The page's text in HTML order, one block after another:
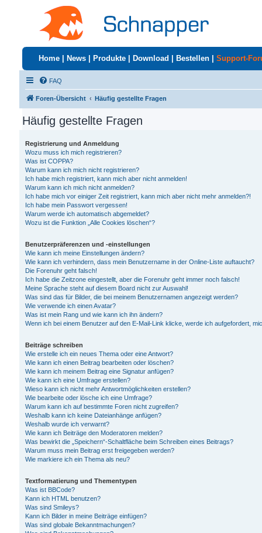
Home News Produkte Download Bestellen Support-
FAQ
Foren-Übersicht Häufig gestellte Fragen
Häufig gestellte Fragen
Registrierung und Anmeldung
Wozu muss ich mich registrieren?
Was ist COPPA?
Warum kann ich mich nicht registrieren?
Ich habe mich registriert, kann mich aber nicht anmelden!
Warum kann ich mich nicht anmelden?
Ich habe mich vor einiger Zeit registriert, kann mich aber nicht mehr anmelden?!
Ich habe mein Passwort vergessen!
Warum werde ich automatisch abgemeldet?
Wozu ist die Funktion „Alle Cookies löschen“?
Benutzerpräferenzen und -einstellungen
Wie kann ich meine Einstellungen ändern?
Wie kann ich verhindern, dass mein Benutzername in der Online-Liste auftaucht?
Die Forenuhr geht falsch!
Ich habe die Zeitzone eingestellt, aber die Forenuhr geht immer noch falsch!
Meine Sprache steht auf diesem Board nicht zur Auswahl!
Was sind das für Bilder, die bei meinem Benutzernamen angezeigt werden?
Wie verwende ich einen Avatar?
Was ist mein Rang und wie kann ich ihn ändern?
Wenn ich bei einem Benutzer auf den E-Mail-Link klicke, werde ich aufgefordert,
Beiträge schreiben
Wie erstelle ich ein neues Thema oder eine Antwort?
Wie kann ich einen Beitrag bearbeiten oder löschen?
Wie kann ich meinem Beitrag eine Signatur anfügen?
Wie kann ich eine Umfrage erstellen?
Wieso kann ich nicht mehr Antwortmöglichkeiten erstellen?
Wie bearbeite oder lösche ich eine Umfrage?
Warum kann ich auf bestimmte Foren nicht zugreifen?
Weshalb kann ich keine Dateianhänge anfügen?
Weshalb wurde ich verwarnt?
Wie kann ich Beiträge den Moderatoren melden?
Was bewirkt die „Speichern“-Schaltfläche beim Schreiben eines Beitrags?
Warum muss mein Beitrag erst freigegeben werden?
Wie markiere ich ein Thema als neu?
Textformatierung und Thementypen
Was ist BBCode?
Kann ich HTML benutzen?
Was sind Smileys?
Kann ich Bilder in meine Beiträge einfügen?
Was sind globale Bekanntmachungen?